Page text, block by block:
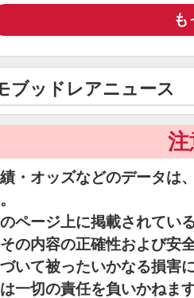
も
ブッドレアニュース
注
・オッズなどのデータは
ページ上に掲載されてい
の内容の正確性および安
いて被ったいかなる損害
一切の責任を負いかねます